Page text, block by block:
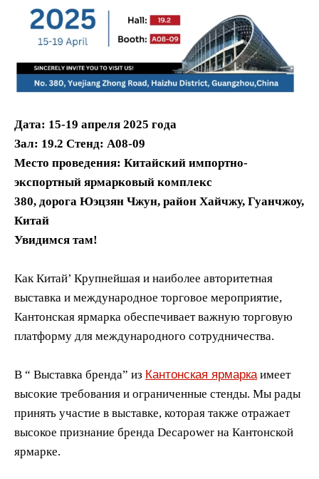
Дата: 15-19 апреля 2025 года
Зал: 19.2 Стенд: A08-09
Место проведения: Китайский импортно-
экспортный ярмарковый комплекс
380, дорога Юэцзян Чжун, район Хайчжу, Гуанчжоу,
Китай
Увидимся там!
Как Китай’ Крупнейшая и наиболее авторитетная
выставка и международное торговое мероприятие,
Кантонская ярмарка обеспечивает важную торговую
платформу для международного сотрудничества.
В “ Выставка бренда” из Кантонская ярмарка имеет
высокие требования и ограниченные стенды. Мы рады
принять участие в выставке, которая также отражает
высокое признание бренда Decapower на Кантонской
ярмарке.